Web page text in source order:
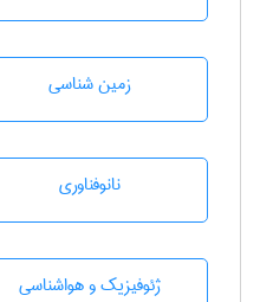
زمين شناسی
نانوفناوری
ژئوفيزيك و هواشناسی